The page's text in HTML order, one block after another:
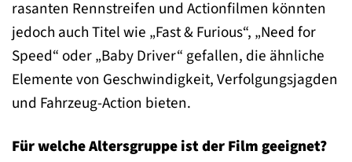
rasanten Rennstreifen und Actionfilmen könnten
jedoch auch Titel wie „Fast & Furious“, „Need for
Speed“ oder „Baby Driver“ gefallen, die ähnliche
Elemente von Geschwindigkeit, Verfolgungsjagden
und Fahrzeug-Action bieten.
Für welche Altersgruppe ist der Film geeignet?